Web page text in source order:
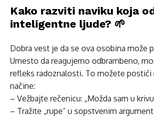
Kako razviti naviku koja
inteligentne ljude? 🌱
Dobra vest je da se ova osobina može
Umesto da reagujemo odbrambeno,
refleks radoznalosti. To možete postići
načine:
– Vežbajte rečenicu: „Možda sam u
– Tražite „rupe” u sopstvenim